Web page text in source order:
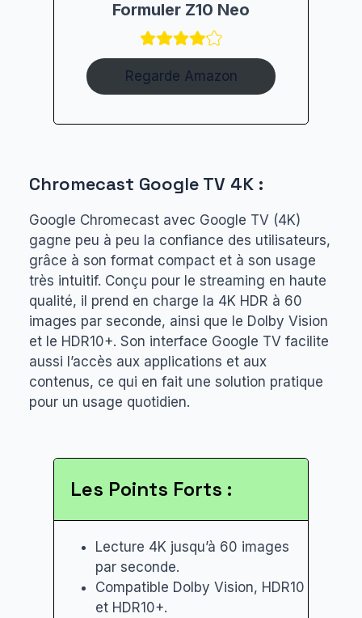
Formuler Z10 Neo
Regarde Amazon
Chromecast Google TV 4K :
Google Chromecast avec Google TV (4K)
gagne peu à peu la confiance des utilisateurs,
grâce à son format compact et à son usage
très intuitif. Conçu pour le streaming en haute
qualité, il prend en charge la 4K HDR à 60
images par seconde, ainsi que le Dolby Vision
et le HDR10+. Son interface Google TV facilite
aussi l’accès aux applications et aux
contenus, ce qui en fait une solution pratique
pour un usage quotidien.
Les Points Forts :
Lecture 4K jusqu’à 60 images
par seconde.
Compatible Dolby Vision, HDR10
et HDR10+.